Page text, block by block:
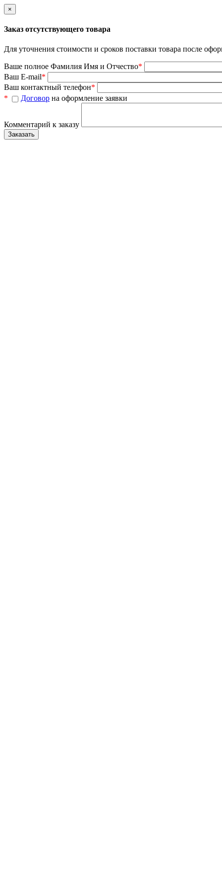
×
Заказ отсутствующего товара
Для уточнения стоимости и сроков поставки товара после
Ваше полное Фамилия Имя и Отчество*
Ваш E-mail*
Ваш контактный телефон*
*
Договор на оформление заявки
Комментарий к заказу